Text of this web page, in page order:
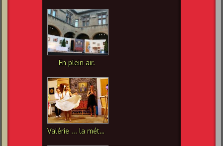
En plein air.
Valérie ... la métamorphose du personnage....